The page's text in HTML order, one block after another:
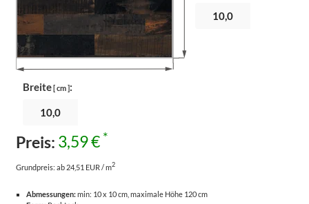
Breite[ cm ]:
Preis: 3,59 € *
Grundpreis: ab 24,51 EUR / m2
Abmessungen:min: 10 x 10 cm, maximale Höhe 120 cm